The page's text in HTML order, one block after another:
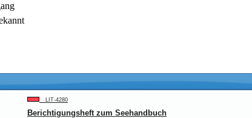
LIT-4280
Berichtigungsheft zum Seehandbuch